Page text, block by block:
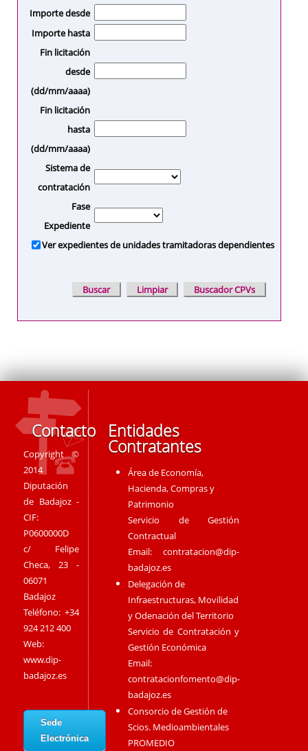
Importe desde
Importe hasta
Fin licitación
desde
(dd/mm/aaaa)
Fin licitación
hasta
(dd/mm/aaaa)
Sistema de
contratación
Fase
Expediente
Ver expedientes de unidades tramitadoras dependientes
Contacto
Copyright ©
2014
Diputación
de Badajoz -
CIF:
P0600000D
c/ Felipe
Checa, 23 -
06071
Badajoz
Teléfono: +34
924 212 400
Web:
www.dip-
badajoz.es
Sede
Electrónica
Entidades
Contratantes
Área de Economía,
Hacienda, Compras y
Patrimonio
Servicio de Gestión
Contractual
Email:contratacion@dip-
badajoz.es
Delegación de
Infraestructuras, Movilidad
y Odenación del Territorio
Servicio de Contratación y
Gestión Económica
Email:
contratacionfomento@dip-
badajoz.es
Consorcio de Gestión de
Scios. Medioambientales
PROMEDIO